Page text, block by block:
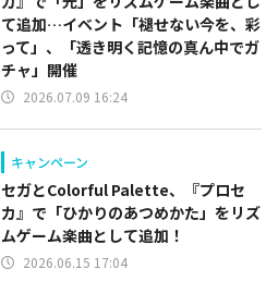
て追加…イベント「褪せない今を、彩
って」、「透き明く記憶の真ん中でガ
チャ」開催
2026.07.09 16:24
キャンペーン
セガとColorful Palette、『プロセ
カ』で「ひかりのあつめかた」をリズ
ムゲーム楽曲として追加！
2026.06.15 17:04